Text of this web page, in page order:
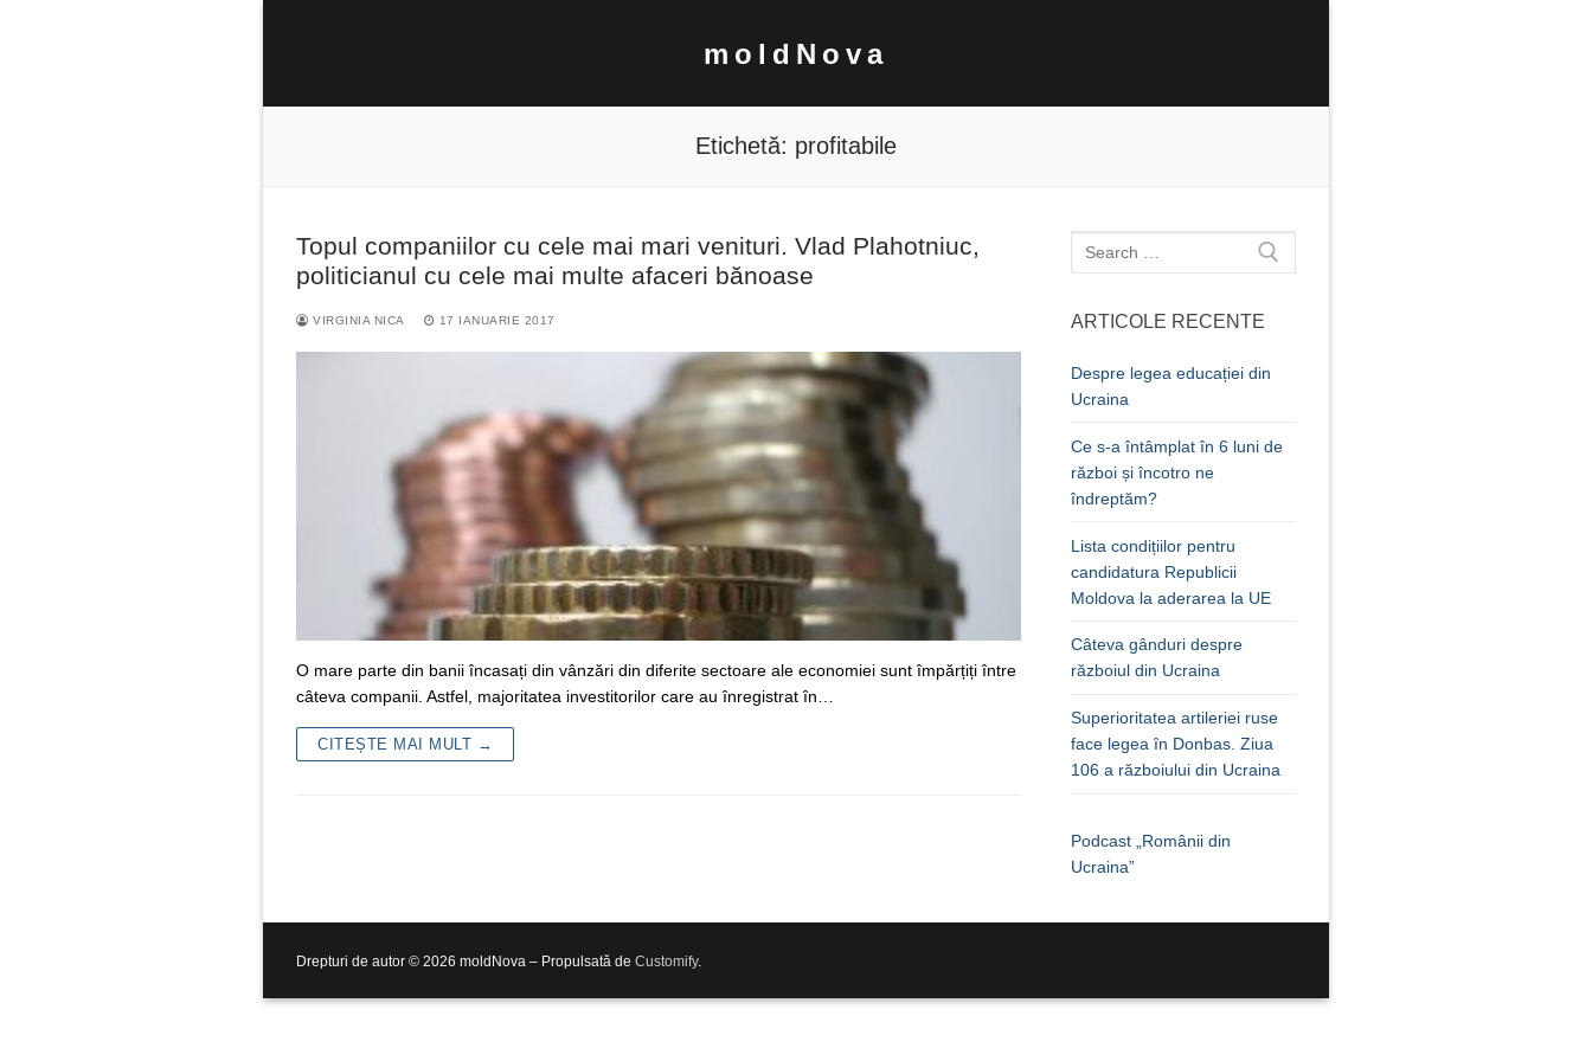
moldNova
după:
Etichetă: profitabile
Topul companiilor cu cele mai mari venituri. Vlad Plahotniuc,
politicianul cu cele mai multe afaceri bănoase
VIRGINIA NICA 17 IANUARIE 2017
O mare parte din banii încasați din vânzări din diferite sectoare ale economiei sunt împărțiți între
câteva companii. Astfel, majoritatea investitorilor care au înregistrat în…
CITEȘTE MAI MULT →
Caută
după:
ARTICOLE RECENTE
Despre legea educației din
Ucraina
Ce s-a întâmplat în 6 luni de
război și încotro ne
îndreptăm?
Lista condițiilor pentru
candidatura Republicii
Moldova la aderarea la UE
Câteva gânduri despre
războiul din Ucraina
Superioritatea artileriei ruse
face legea în Donbas. Ziua
106 a războiului din Ucraina
Podcast „Românii din
Ucraina”
Drepturi de autor © 2026 moldNova – Propulsată de Customify.